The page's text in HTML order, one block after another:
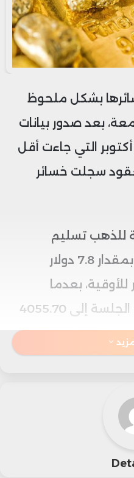
بشكل ملحوظ
بعد صدور بيانات
التي جاءت أقل
سجلت خسائر
للذهب تسليم
ديسمبر بنسبة 0.2% أو بمقدار 7.8 دولار
4137.8 دولار للأوقية، بعدما
سجلت تراجعًا كبيرًا خلال الجلسة إلى 4055.70
أغلقت عند مستوى
4360 دولارًا للأوقية يوم الاثنين،
يزيد عن 5%.